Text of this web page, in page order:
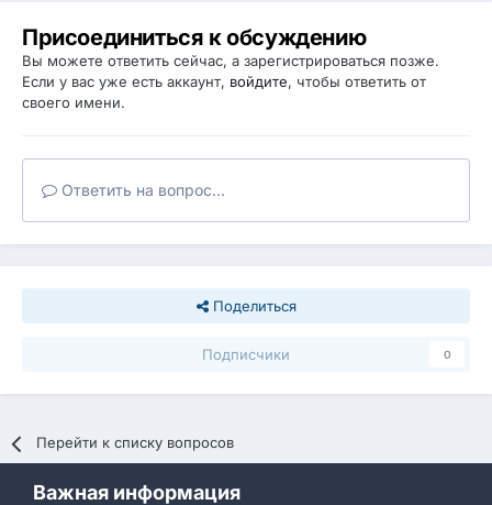
Присоединиться к обсуждению
Вы можете ответить сейчас, а зарегистрироваться позже.
Если у вас уже есть аккаунт, войдите, чтобы ответить от
своего имени.
Ответить на вопрос...
Поделиться
Подписчики 0
Перейти к списку вопросов
Важная информация